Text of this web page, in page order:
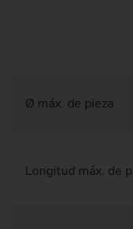
Ø máx. de pieza
Longitud máx. de